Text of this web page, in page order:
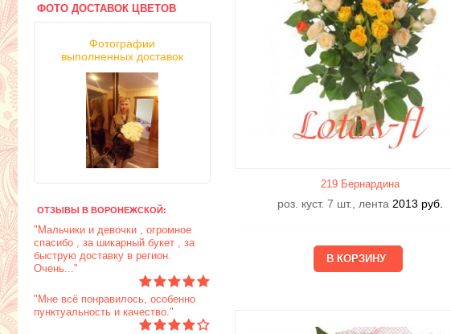
ФОТО ДОСТАВОК ЦВЕТОВ
Фотографии
выполненных доставок
ОТЗЫВЫ В ВОРОНЕЖСКОЙ:
"Мальчики и девочки , огромное
спасибо , за шикарный букет , за
быструю доставку в регион.
Очень..."
"Мне всё понравилось, особенно
пунктуальность и качество."
219 Бернардина
роз. куст. 7 шт., лента 2013 руб.